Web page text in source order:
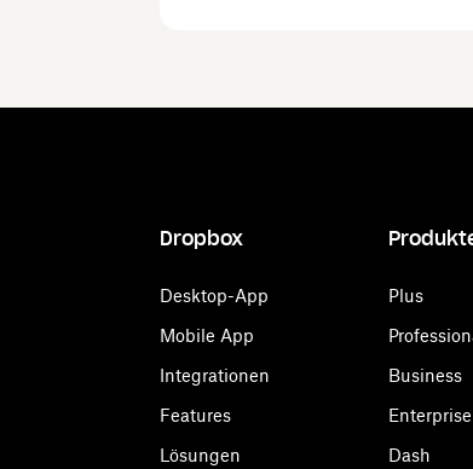
Dropbox
Desktop-App
Mobile App
Integrationen
Features
Lösungen
Plus
Business
Enterprise
Dash